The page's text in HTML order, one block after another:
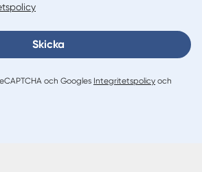
Skicka
och Googles Integritetspolicy och